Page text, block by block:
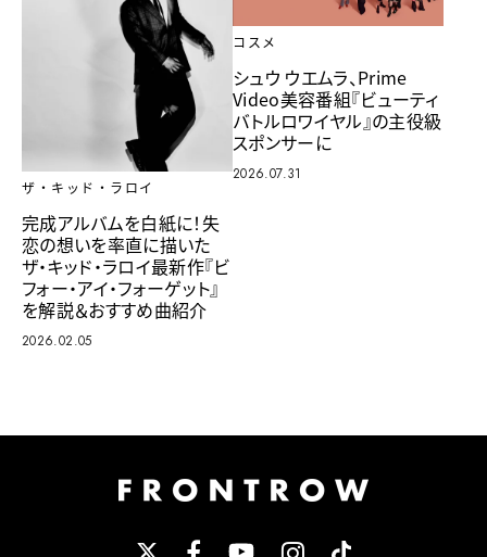
ザ・キッド・ラロイ
完成アルバムを白紙に！失
恋の想いを率直に描いた
ザ・キッド・ラロイ最新作『ビ
フォー・アイ・フォーゲット』
を解説＆おすすめ曲紹介
2026.02.05
コスメ
シュウ ウエムラ、Prime
Video美容番組『ビューティ
バトルロワイヤル』の主役級
スポンサーに
2026.07.31